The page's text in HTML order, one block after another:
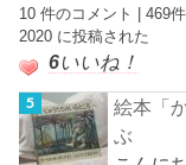
10 件のコメント |469
2020 に投稿された
6いいね！
絵本「
ぶ